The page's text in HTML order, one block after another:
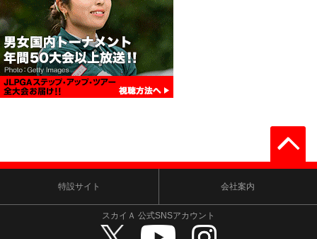
特設サイト 会社案内
スカイＡ 公式SNSアカウント